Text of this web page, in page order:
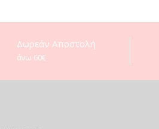
Δωρεάν Αποστολή
άνω 60€